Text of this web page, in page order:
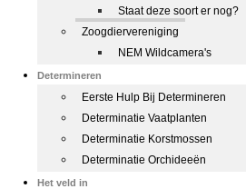
Staat deze soort er nog?
Zoogdiervereniging
NEM Wildcamera's
Determineren
Eerste Hulp Bij Determineren
Determinatie Vaatplanten
Determinatie Korstmossen
Determinatie Orchideeën
Het veld in